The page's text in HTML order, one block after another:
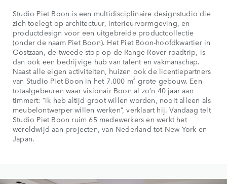
Studio Piet Boon is een multidisciplinaire designstudio die
zich toelegt op architectuur, interieurvormgeving, en
productdesign voor een uitgebreide productcollectie
(onder de naam Piet Boon). Het Piet Boon-hoofdkwartier in
Oostzaan, de tweede stop op de Range Rover roadtrip, is
dan ook een bedrijvige hub van talent en vakmanschap.
Naast alle eigen activiteiten, huizen ook de licentiepartners
van Studio Piet Boon in het 7.000 m2 grote gebouw. Een
totaalgebeuren waar visionair Boon al zo’n 40 jaar aan
timmert: “ik heb altijd groot willen worden, nooit alleen als
meubelontwerper willen werken”, verklaart hij. Vandaag telt
Studio Piet Boon ruim 65 medewerkers en werkt het
wereldwijd aan projecten, van Nederland tot New York en
Japan.